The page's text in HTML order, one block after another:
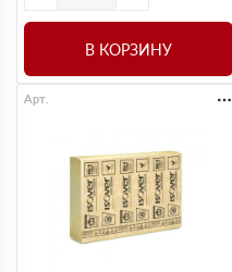
В КОРЗИНУ
Арт.